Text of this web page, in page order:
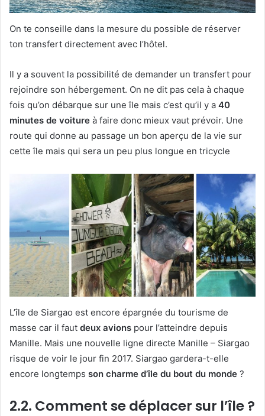
On te conseille dans la mesure du possible de réserver
ton transfert directement avec l’hôtel.
Il y a souvent la possibilité de demander un transfert pour
rejoindre son hébergement. On ne dit pas cela à chaque
fois qu’on débarque sur une île mais c’est qu’il y a 40
minutes de voiture à faire donc mieux vaut prévoir. Une
route qui donne au passage un bon aperçu de la vie sur
cette île mais qui sera un peu plus longue en tricycle
L’île de Siargao est encore épargnée du tourisme de
masse car il faut deux avions pour l’atteindre depuis
Manille. Mais une nouvelle ligne directe Manille – Siargao
risque de voir le jour fin 2017. Siargao gardera-t-elle
encore longtemps son charme d’île du bout du monde ?
2.2. Comment se déplacer sur l’île ?